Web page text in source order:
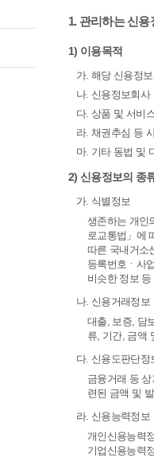
1. 관리하는 신
1) 이용목적
가. 해당 신용정
나. 신용정보회
다. 상품 및 서비
라. 채권추심 등
마. 기타 동법 및
2) 신용정보의 종
가. 식별정보
생존하는 개인
로교통법」에
따른 국내거소
등록번호ㆍ사
비슷한 정보 등
나. 신용거래정보
대출, 보증, 담
류, 기간, 금액
다. 신용도판단정
금융거래 등
련된 금액 및
라. 신용능력정보
개인신용능력
기업신용능력